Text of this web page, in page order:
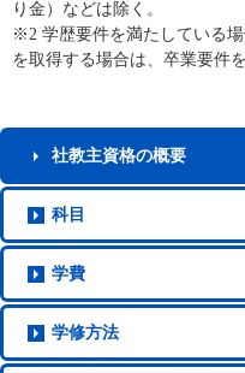
り金）などは除く。
※2 学歴要件を満たしている
を取得する場合は、卒業要件
社教主資格の概要
科目
学費
学修方法